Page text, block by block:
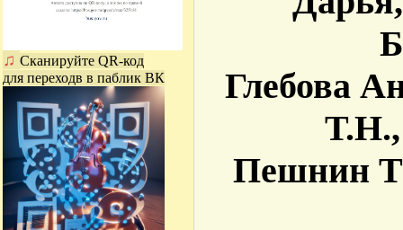
♫ Сканируйте QR-код
для переходв в паблик ВК
Глебова
Пешнин